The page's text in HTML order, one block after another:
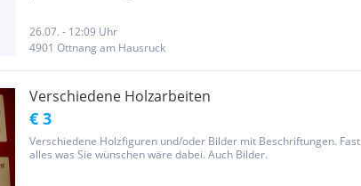
26.07. - 12:09 Uhr
4901 Ottnang am Hausruck
Verschiedene Holzarbeiten
€ 3
Verschiedene Holzfiguren und/oder Bilder mit Beschriftungen. Fast
alles was Sie wünschen wäre dabei. Auch Bilder.